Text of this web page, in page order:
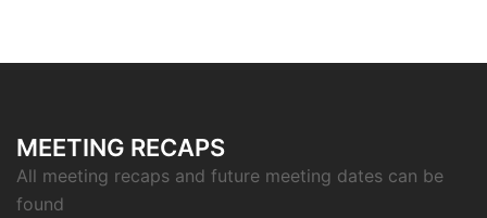
MEETING RECAPS
All meeting recaps and future meeting dates can be
found